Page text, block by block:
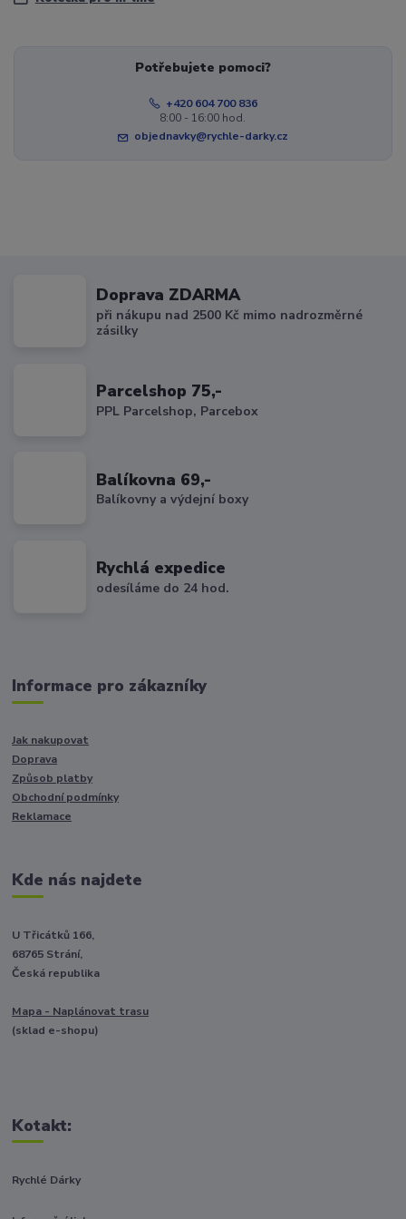
Potřebujete pomoci?
+420 604 700 836
8:00 - 16:00 hod.
objednavky@rychle-darky.cz
Doprava ZDARMA
při nákupu nad 2500 Kč mimo nadrozměrné
zásilky
Parcelshop 75,-
PPL Parcelshop, Parcebox
Balíkovna 69,-
Balíkovny a výdejní boxy
Rychlá expedice
odesíláme do 24 hod.
Informace pro zákazníky
Jak nakupovat
Doprava
Způsob platby
Obchodní podmínky
Reklamace
Kde nás najdete
U Třicátků 166,
68765 Strání,
Česká republika
Mapa - Naplánovat trasu
(sklad e-shopu)
Kotakt:
Rychlé Dárky